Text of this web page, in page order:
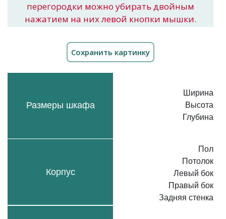
перегородки можно убирать двойным
нажатием на них левой кнопки мышки.
Размеры шкафа
Корпус
Ширина
Высота
Глубина
Пол
Потолок
Левый бок
Правый бок
Задняя стенка